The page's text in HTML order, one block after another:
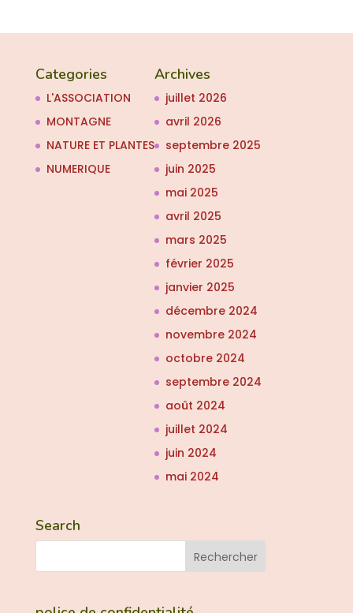
Categories
L'ASSOCIATION
MONTAGNE
NATURE ET PLANTES
NUMERIQUE
Archives
juillet 2026
avril 2026
septembre 2025
juin 2025
mai 2025
avril 2025
mars 2025
février 2025
janvier 2025
décembre 2024
novembre 2024
octobre 2024
septembre 2024
août 2024
juillet 2024
juin 2024
mai 2024
Search